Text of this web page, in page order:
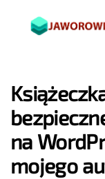
na
mojego